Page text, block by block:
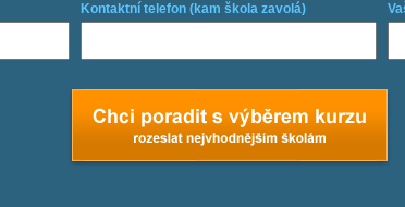
Kontaktní telefon (kam škola zavolá)